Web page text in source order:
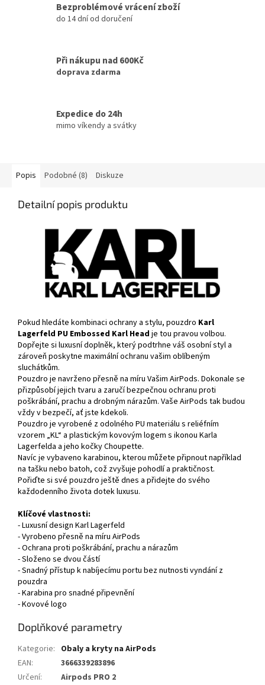
Bezproblémové vrácení zboží
do 14 dní od doručení
Při nákupu nad 600Kč
doprava zdarma
Expedice do 24h
mimo víkendy a svátky
Popis Podobné (8) Diskuze
Detailní popis produktu
Pokud hledáte kombinaci ochrany a stylu, pouzdro Karl
Lagerfeld PU Embossed Karl Head je tou pravou volbou.
Dopřejte si luxusní doplněk, který podtrhne váš osobní styl a
zároveň poskytne maximální ochranu vašim oblíbeným
sluchátkům.
Pouzdro je navrženo přesně na míru Vašim AirPods. Dokonale se
přizpůsobí jejich tvaru a zaručí bezpečnou ochranu proti
poškrábání, prachu a drobným nárazům. Vaše AirPods tak budou
vždy v bezpečí, ať jste kdekoli.
Pouzdro je vyrobené z odolného PU materiálu s reliéfním
vzorem „KL“ a plastickým kovovým logem s ikonou Karla
Lagerfelda a jeho kočky Choupette.
Navíc je vybaveno karabinou, kterou můžete připnout například
na tašku nebo batoh, což zvyšuje pohodlí a praktičnost.
Pořiďte si své pouzdro ještě dnes a přidejte do svého
každodenního života dotek luxusu.
Klíčové vlastnosti:
- Luxusní design Karl Lagerfeld
- Vyrobeno přesně na míru AirPods
- Ochrana proti poškrábání, prachu a nárazům
- Složeno se dvou částí
- Snadný přístup k nabíjecímu portu bez nutnosti vyndání z
pouzdra
- Karabina pro snadné připevnění
- Kovové logo
Doplňkové parametry
Kategorie: Obaly a kryty na AirPods
EAN:
3666339283896
Určení:
Airpods PRO 2